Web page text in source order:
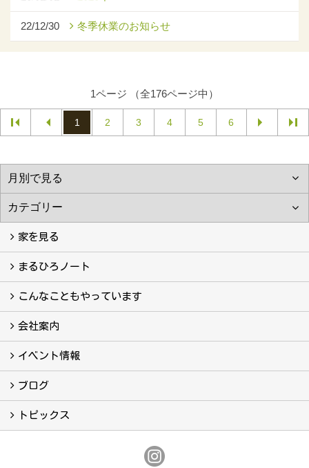
22/12/30 冬季休業のお知らせ
1ページ （全176ページ中）
1 2 3 4 5 6
家を見る
フォトギャラリー
現場レポート
完工事例
お客様の声
まるひろノート
真っ直ぐの家づくり
自慢の大工たち
こだわりの自然素材
快適な家のエッセンス
注文住宅ができるまで
こんなこともやっています
こんなこともやっています
会社案内
会社案内
まるひろの人
スタッフ紹介
プライバシーポリシー
イベント情報
イベント予告
イベント報告
ブログ
ブログ
トピックス